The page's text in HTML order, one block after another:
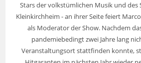
Stars der volkstümlichen Musik und des
Kleinkirchheim - an ihrer Seite feiert
als Moderator der Show. Nachdem
pandemiebedingt zwei Jahre lang
Veranstaltungsort stattfinden konnte,